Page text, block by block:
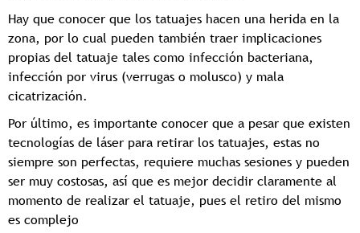
Hay que conocer que los tatuajes hacen una herida en la
zona, por lo cual pueden también traer implicaciones
propias del tatuaje tales como infección bacteriana,
infección por virus (verrugas o molusco) y mala
cicatrización.
Por último, es importante conocer que a pesar que existen
tecnologías de láser para retirar los tatuajes, estas no
siempre son perfectas, requiere muchas sesiones y pueden
ser muy costosas, así que es mejor decidir claramente al
momento de realizar el tatuaje, pues el retiro del mismo
es complejo